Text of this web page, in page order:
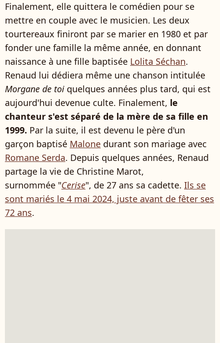
Finalement, elle quittera le comédien pour se
mettre en couple avec le musicien. Les deux
tourtereaux finiront par se marier en 1980 et par
fonder une famille la même année, en donnant
naissance à une fille baptisée Lolita Séchan.
Renaud lui dédiera même une chanson intitulée
Morgane de toi quelques années plus tard, qui est
aujourd'hui devenue culte. Finalement, le
chanteur s'est séparé de la mère de sa fille en
1999. Par la suite, il est devenu le père d'un
garçon baptisé Malone durant son mariage avec
Romane Serda. Depuis quelques années, Renaud
partage la vie de Christine Marot,
surnommée "Cerise", de 27 ans sa cadette. Ils se
sont mariés le 4 mai 2024, juste avant de fêter ses
72 ans.